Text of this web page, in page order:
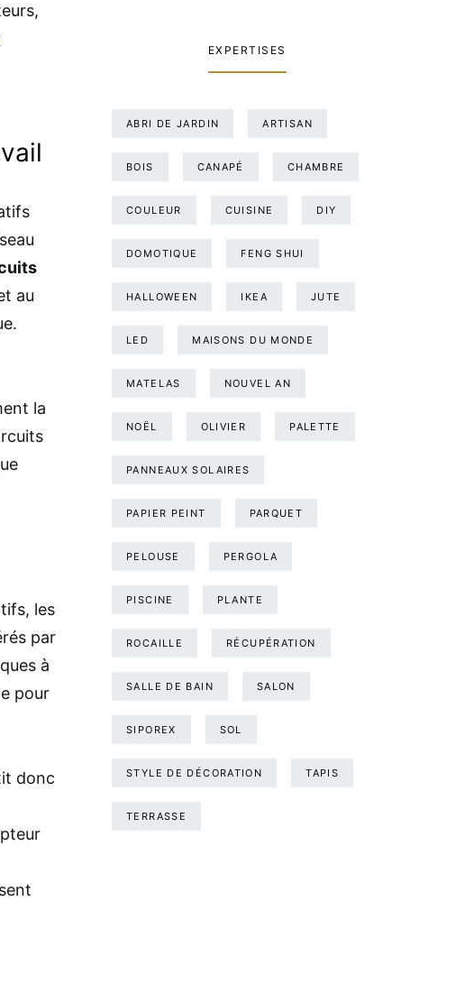
au
la
les
par
à
pour
donc
EXPERTISES
ABRI DE JARDIN ARTISAN
BOIS CANAPÉ CHAMBRE
COULEUR CUISINE DIY
DOMOTIQUE FENG SHUI
HALLOWEEN IKEA JUTE
LED MAISONS DU MONDE
MATELAS NOUVEL AN
NOËL OLIVIER PALETTE
PANNEAUX SOLAIRES
PAPIER PEINT PARQUET
PELOUSE PERGOLA
PISCINE PLANTE
ROCAILLE RÉCUPÉRATION
SALLE DE BAIN SALON
SIPOREX SOL
STYLE DE DÉCORATION TAPIS
TERRASSE